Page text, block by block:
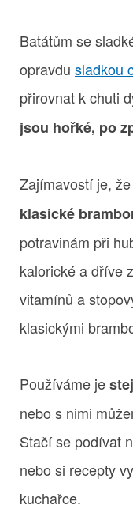
Batátům se
opravdu sladkou
přirovnat k chuti
jsou hořké, po
Zajímavostí je, že
klasické
potravinám při
kalorické a dříve
vitamínů a
klasickými
Používáme je
nebo s nimi
Stačí se podívat
nebo si recepty
kuchařce.